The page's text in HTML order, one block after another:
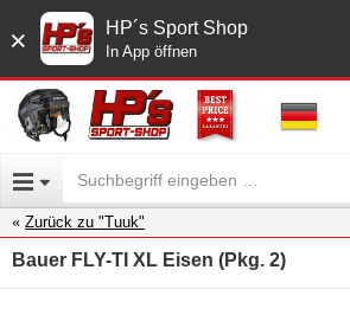
× HP´s Sport Shop
In App öffnen
Zurück zu "Tuuk"
Bauer FLY-TI XL Eisen (Pkg. 2)